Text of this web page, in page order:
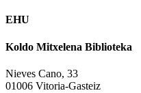
EHU
Koldo Mitxelena Biblioteka
Nieves Cano, 33
01006 Vitoria-Gasteiz